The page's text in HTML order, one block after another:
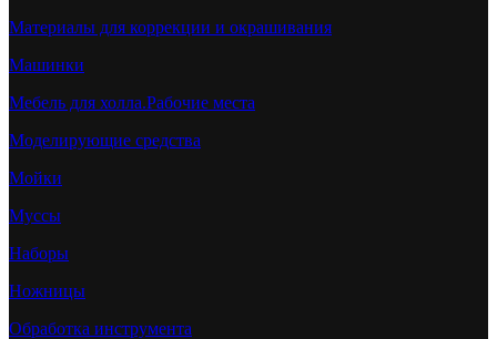
Материалы для коррекции и окрашивания
Машинки
Мебель для холла.Рабочие места
Моделирующие средства
Мойки
Муссы
Наборы
Ножницы
Обработка инструмента